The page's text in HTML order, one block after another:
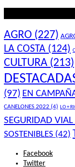
AGRO (227)
LA COSTA (124)
CULTURA (213)
(97) EN
CANELONES 2022 (4) LO +
SEGURIDAD VIAL
SOSTENIBLES (42)
Facebook
Twitter